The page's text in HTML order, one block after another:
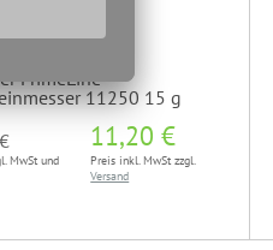
PrimeLine
11250 15 g
MwSt und
11,20 €
Preis inkl. MwSt zzgl.
Versand